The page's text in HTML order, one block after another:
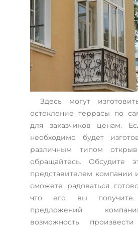
Здесь могут
остекление террасы по
для заказчиков ценам.
необходимо будет
различным типом
обращайтесь. Обсудите
представителем компании
сможете радоваться
что его вы
предложений
возможность